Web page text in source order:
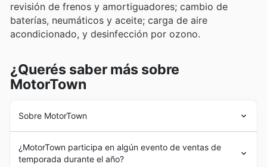
revisión de frenos y amortiguadores; cambio de
baterías, neumáticos y aceite; carga de aire
acondicionado, y desinfección por ozono.
¿Querés saber más sobre
MotorTown
Sobre MotorTown
en España. Pertenece al grupo Anjana Investments
desde 2017 y emplea a más de 300 profesionales.
¿MotorTown participa en algún evento de ventas de
temporada durante el año?